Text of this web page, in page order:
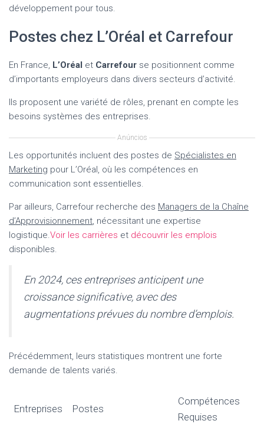
développement pour tous.
Postes chez L’Oréal et Carrefour
En France, L’Oréal et Carrefour se positionnent comme
d’importants employeurs dans divers secteurs d’activité.
Ils proposent une variété de rôles, prenant en compte les
besoins systèmes des entreprises.
Anúncios
Les opportunités incluent des postes de Spécialistes en
Marketing pour L’Oréal, où les compétences en
communication sont essentielles.
Par ailleurs, Carrefour recherche des Managers de la Chaîne
d’Approvisionnement, nécessitant une expertise
logistique.Voir les carrières et découvrir les emplois
disponibles.
En 2024, ces entreprises anticipent une
croissance significative, avec des
augmentations prévues du nombre d’emplois.
Précédemment, leurs statistiques montrent une forte
demande de talents variés.
Entreprises Postes
Compétences
Requises